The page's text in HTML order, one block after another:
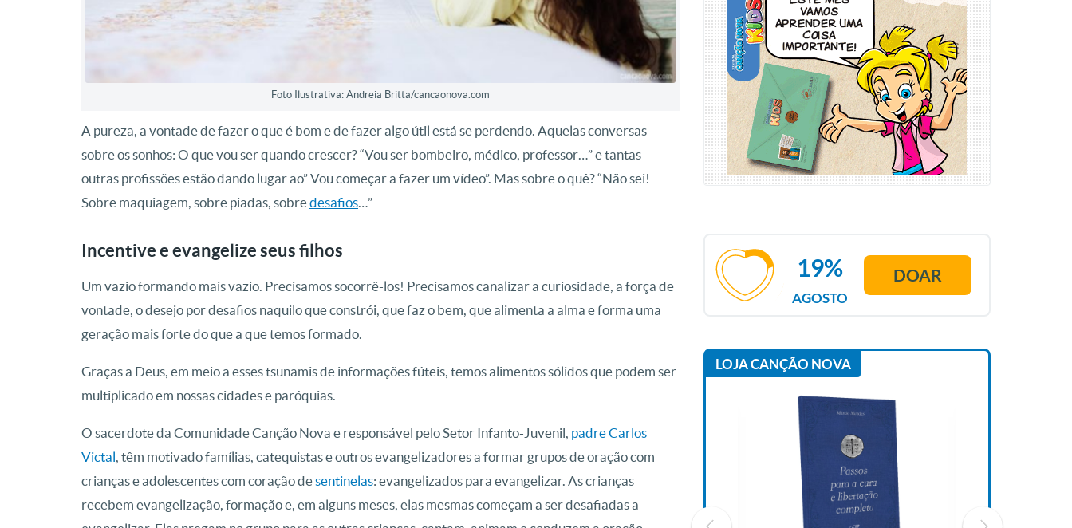
Foto Ilustrativa: Andreia Britta/cancaonova.com
A pureza, a vontade de fazer o que é bom e de fazer algo útil está se perdendo. Aquelas conversas
sobre os sonhos: O que vou ser quando crescer? “Vou ser bombeiro, médico, professor…” e tantas
outras profissões estão dando lugar ao” Vou começar a fazer um vídeo”. Mas sobre o quê? “Não sei!
Sobre maquiagem, sobre piadas, sobredesafios…”
Incentive e evangelize seus filhos
Um vazio formando mais vazio. Precisamos socorrê-los! Precisamos canalizar a curiosidade, a força de
vontade, o desejo por desafios naquilo que constrói, que faz o bem, que alimenta a alma e forma uma
geração mais forte do que a que temos formado.
Graças a Deus, em meio a esses tsunamis de informações fúteis, temos alimentos sólidos que podem ser
multiplicado em nossas cidades e paróquias.
O sacerdote da Comunidade Canção Nova e responsável pelo Setor Infanto-Juvenil, padre Carlos
Victal, têm motivado famílias, catequistas e outros evangelizadores a formar grupos de oração com
crianças e adolescentes com coração desentinelas: evangelizados para evangelizar. As crianças
recebem evangelização, formação e, em alguns meses, elas mesmas começam a ser desafiadas a
AGOSTO
19% DOAR
LOJA CANÇÃO NOVA